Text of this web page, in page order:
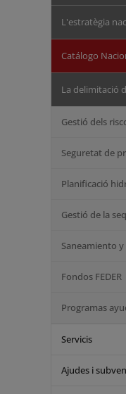
L'estratègia
Catálogo
La delimitació
Gestió dels
Seguretat de
Planificació
Gestió de la
Saneamiento
Fondos FEDER
Programas
Servicis
Ajudes i